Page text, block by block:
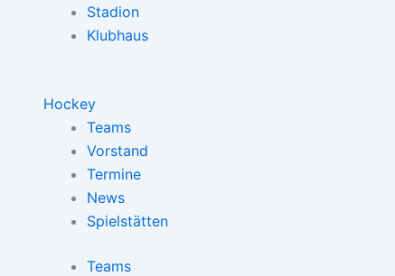
Stadion
Klubhaus
Hockey
Teams
Vorstand
Termine
News
Spielstätten
Teams